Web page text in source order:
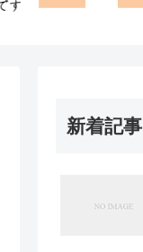
新着記事